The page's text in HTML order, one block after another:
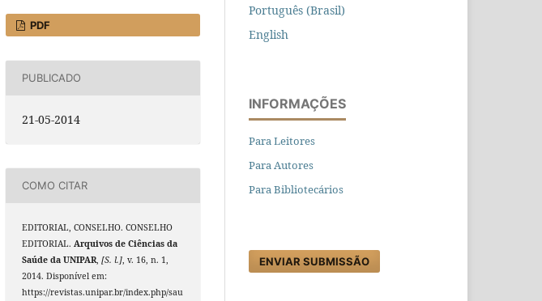
PDF
PUBLICADO
21-05-2014
COMO CITAR
EDITORIAL, CONSELHO. CONSELHO
EDITORIAL.Arquivos de Ciências da
Saúde da UNIPAR,[S. l.], v. 16, n. 1,
2014. Disponível em:
https://revistas.unipar.br/index.php/sau
Português (Brasil)
English
INFORMAÇÕES
Para Leitores
Para Autores
Para Bibliotecários
ENVIAR SUBMISSÃO